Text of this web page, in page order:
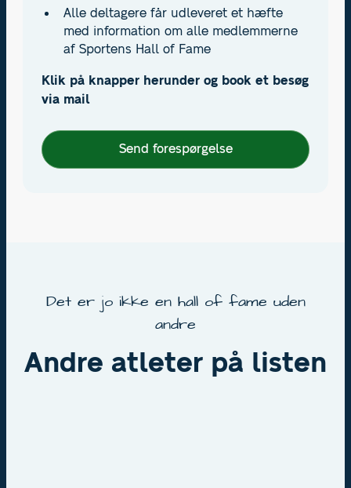
Alle deltagere får udleveret et hæfte
med information om alle medlemmerne
af Sportens Hall of Fame
Klik på knapper herunder og book et besøg
via mail
Send forespørgelse
Det er jo ikke en hall of fame uden
andre
Andre atleter på listen